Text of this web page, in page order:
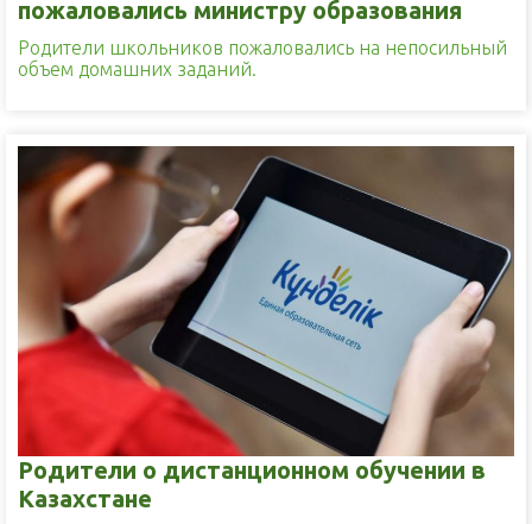
пожаловались министру образования
Родители школьников пожаловались на непосильный
объем домашних заданий.
Родители о дистанционном обучении в
Казахстане